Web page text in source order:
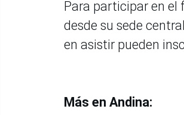
Para participar en
desde su sede
en asistir pueden
Más en Andina: